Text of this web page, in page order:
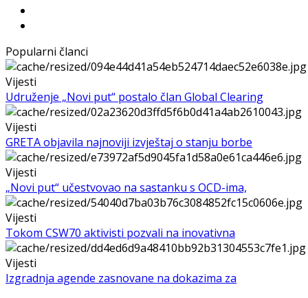
Popularni članci
Vijesti
Udruženje „Novi put“ postalo član Global Clearing
Vijesti
GRETA objavila najnoviji izvještaj o stanju borbe
Vijesti
„Novi put“ učestvovao na sastanku s OCD-ima,
Vijesti
Tokom CSW70 aktivisti pozvali na inovativna
Vijesti
Izgradnja agende zasnovane na dokazima za